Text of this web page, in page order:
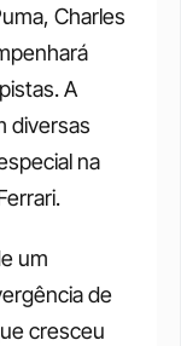
Charles
A
diversas
na
um
de
cresceu